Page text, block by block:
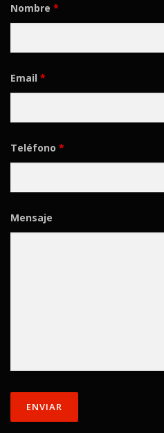
Nombre *
Email *
Teléfono *
Mensaje